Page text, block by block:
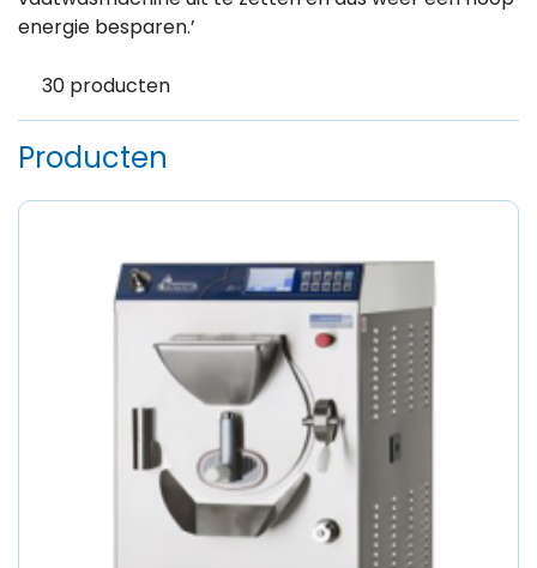
energie besparen.’
30 producten
Producten